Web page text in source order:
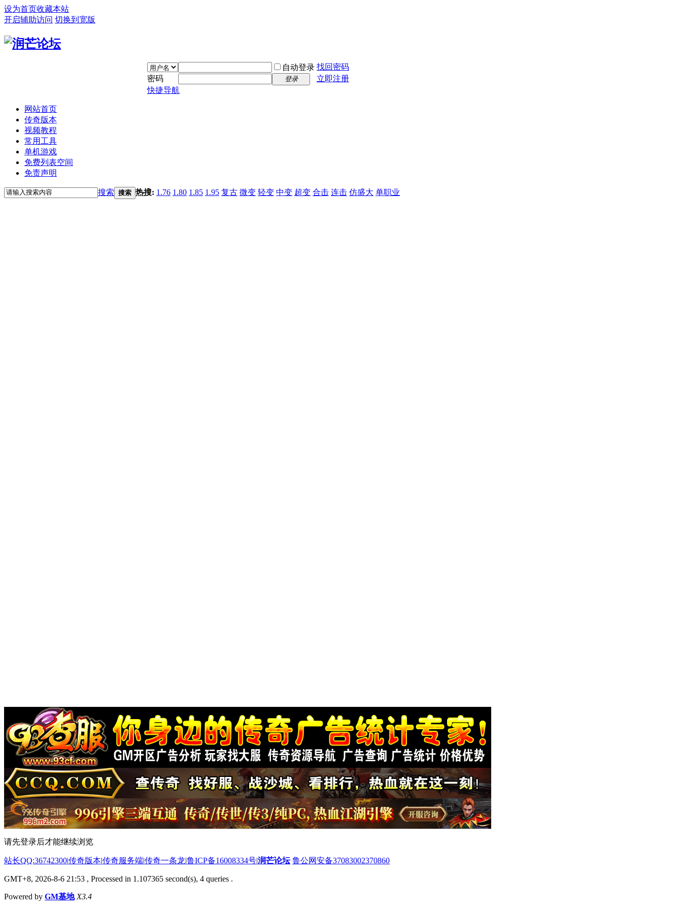
设为首页收藏本站
开启辅助访问 切换到宽版
自动登录 找回密码
密码
登录
立即注册
快捷导航
网站首页
传奇版本
视频教程
常用工具
单机游戏
免费列表空间
免责声明
搜索 搜索 热搜: 1.76 1.80 1.85 1.95 复古 微变 轻变 中变 超变 合击 连击 仿盛大 单职业
请先登录后才能继续浏览
站长QQ:36742300|传奇版本|传奇服务端|传奇一条龙|鲁ICP备16008334号|润芒论坛 鲁公网安备37083002370860
GMT+8, 2026-8-6 21:53 , Processed in 1.107365 second(s), 4 queries .
Powered by GM基地 X3.4